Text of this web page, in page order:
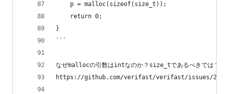
    p = malloc(sizeof(size_t));
    return 0;
}
```
なぜmallocの引数はintなのか？size_tであるべきでは？
https://github.com/verifast/verifast/issues/29 で解説